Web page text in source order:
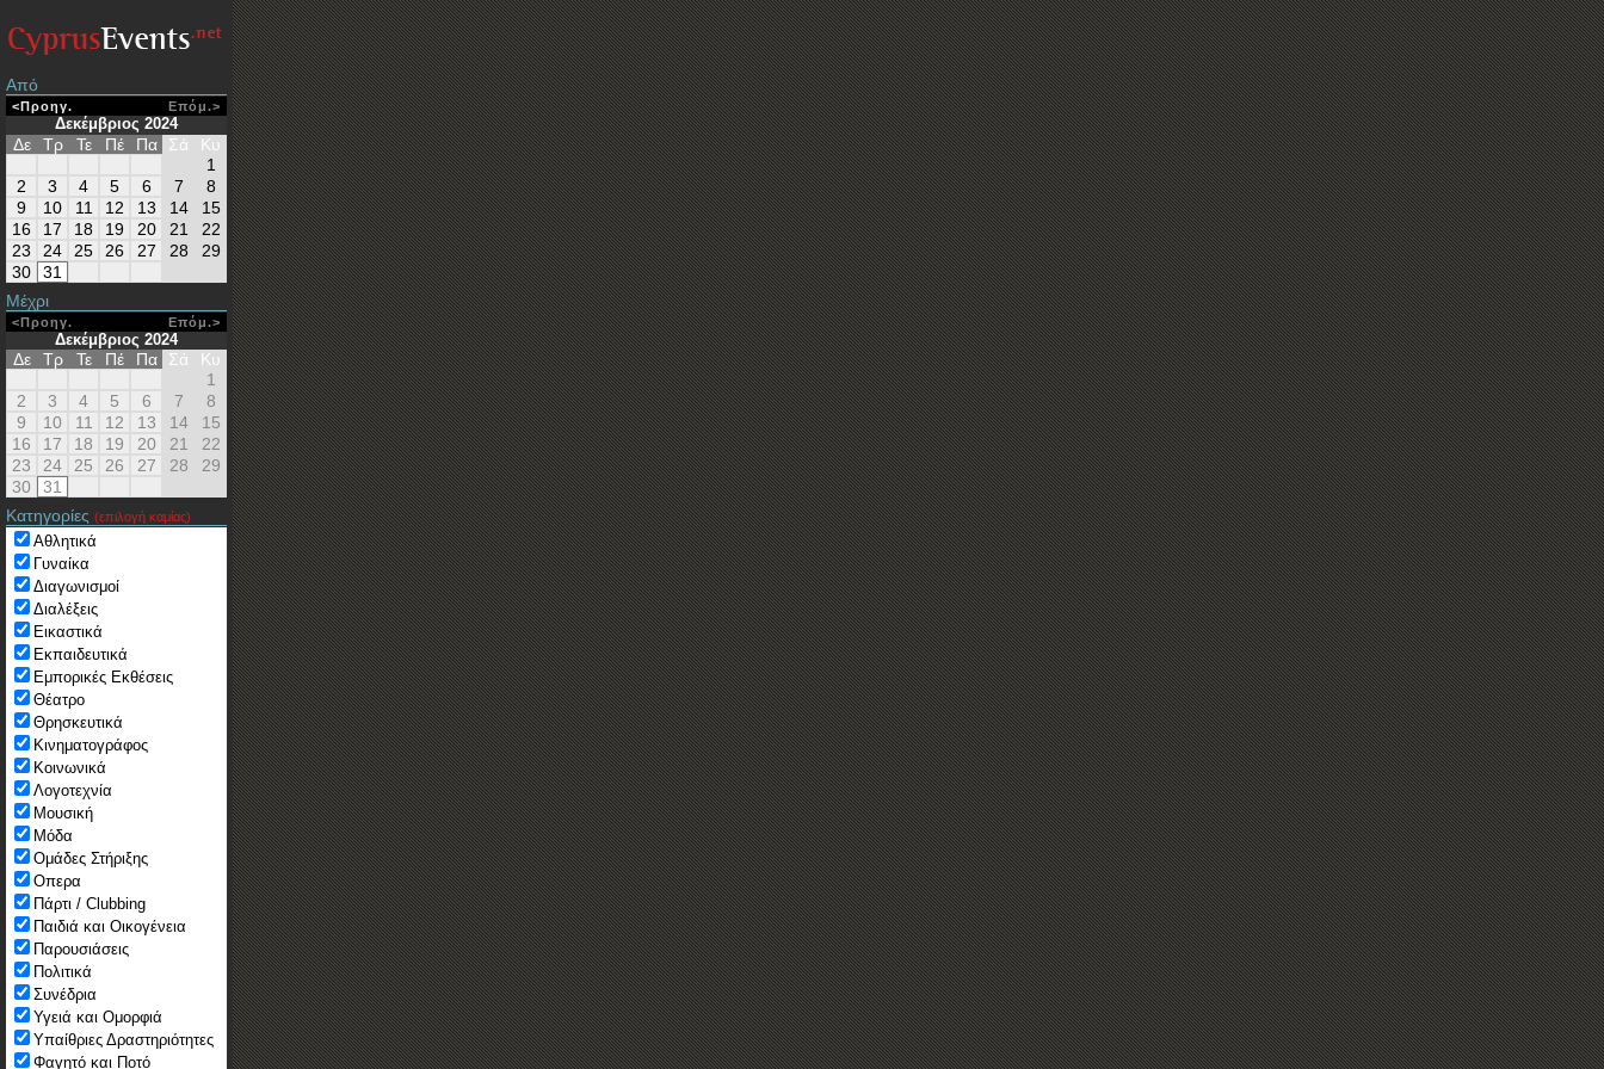
Από
<Προηγ. Επόμ.>
Δεκέμβριος 2024
Δε Τρ Τε Πέ Πα Σά
Κυ
1
2
3 4 5 6 7
8
9
10 11 12 13 14
15
16
17 18 19 20 21
22
23
24 25 26 27 28
29
30
31
Μέχρι
<Προηγ. Επόμ.>
Δεκέμβριος 2024
Δε Τρ Τε Πέ Πα Σά
Κυ
1
2
3 4 5 6 7
8
9
10 11 12 13 14
15
16
17 18 19 20 21
22
23
24 25 26 27 28
29
30
31
Κατηγορίες (επιλογή καμίας)
Αθλητικά
Γυναίκα
Διαγωνισμοί
Διαλέξεις
Εικαστικά
Εκπαιδευτικά
Εμπορικές Εκθέσεις
Θέατρο
Θρησκευτικά
Κινηματογράφος
Κοινωνικά
Λογοτεχνία
Μουσική
Μόδα
Ομάδες Στήριξης
Οπερα
Πάρτι / Clubbing
Παιδιά και Οικογένεια
Παρουσιάσεις
Πολιτικά
Συνέδρια
Υγειά και Ομορφιά
Υπαίθριες Δραστηριότητες
Φαγητό και Ποτό